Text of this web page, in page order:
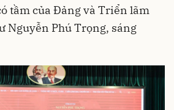
tầm của Đảng và Triển lãm
Nguyễn Phú Trọng, sáng